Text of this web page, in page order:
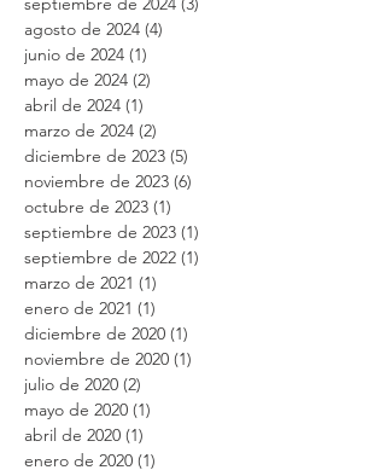
octubre de 2024 (6)
septiembre de 2024
agosto de 2024 (4)
junio de 2024 (1)
mayo de 2024 (2)2 entradas
abril de 2024 (1)1 entrada
marzo de 2024 (2)2 entradas
diciembre de 2023
noviembre de 2023 (6)6 entradas
octubre de 2023 (1)1 entrada
septiembre de 2023
septiembre de 2022
marzo de 2021 (1)1 entrada
enero de 2021 (1)1 entrada
diciembre de 2020
noviembre de 2020
julio de 2020 (2)2 entradas
mayo de 2020 (1)1 entrada